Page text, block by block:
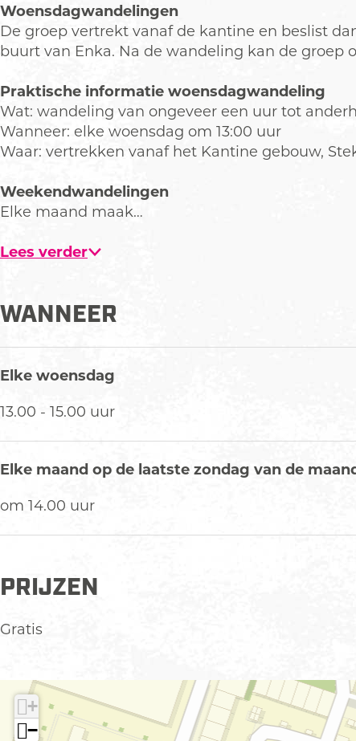
AK
A
Woensdagwandelingen
De groep vertrekt vanaf de kantine en beslist
buurt van Enka. Na de wandeling kan de groep
Praktische informatie woensdagwandeling
Wat: wandeling van ongeveer een uur tot
Wanneer: elke woensdag om 13:00 uur
Waar: vertrekken vanaf het Kantine gebouw,
Weekendwandelingen
Elke maand maak…
Lees verder
WANNEER
Elke woensdag
13.00 - 15.00 uur
Elke maand op de laatste zondag van de
om 14.00 uur
PRIJZEN
Gratis
+
−